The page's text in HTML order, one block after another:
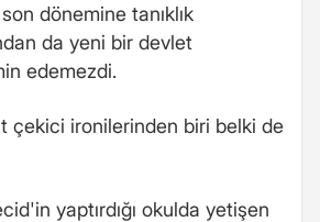
dönemine tanıklık
da yeni bir devlet
edemezdi.
çekici ironilerinden biri belki de
yaptırdığı okulda yetişen